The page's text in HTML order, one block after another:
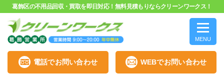
葛飾区の不用品回収・買取を即日対応！無料見積もりならクリーンワークス！
MENU
電話でお問い合わせ WEBでお問い合わせ